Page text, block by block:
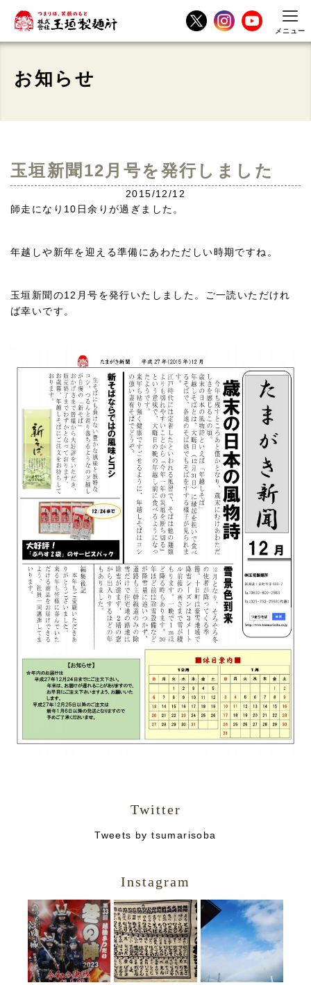
メニュー
お知らせ
玉垣新聞12月号を発行しました
2015/12/12
師走になり10日余りが過ぎました。
年越しや新年を迎える準備にあわただしい時期ですね。
玉垣新聞の12月号を発行いたしました。ご一読いただけれ
ば幸いです。
Twitter
Tweets by tsumarisoba
Instagram